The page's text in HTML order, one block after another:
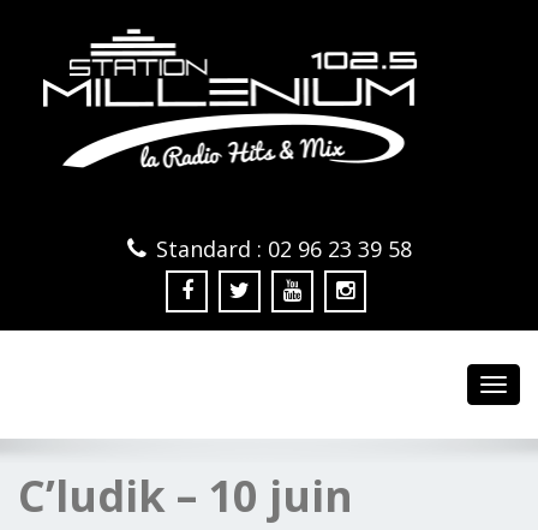
Standard : 02 96 23 39 58
C’ludik – 10 juin